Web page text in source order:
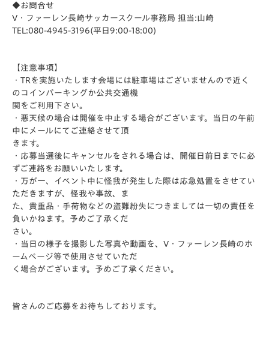
◆お問合せ
V・ファーレン長崎サッカースクール事務局 担当:山崎
TEL:080-4945-3196(平日9:00-18:00)
【注意事項】
・TRを実施いたします会場には駐車場はございませんので近く
のコインパーキングか公共交通機
関をご利用下さい。
・悪天候の場合は開催を中止する場合がございます。当日の午前
中にメールにてご連絡させて頂
きます。
・応募当選後にキャンセルをされる場合は、開催日前日までに必
ずご連絡をお願いいたします。
・万が一、イベント中に怪我が発生した際は応急処置をさせてい
ただきますが、怪我や事故、ま
た、貴重品・手荷物などの盗難紛失につきましては一切の責任を
負いかねます。予めご了承くだ
さい。
・当日の様子を撮影した写真や動画を、V・ファーレン長崎のホ
ームページ等で使用させていただ
く場合がございます。予めご了承ください。
皆さんのご応募をお待ちしております。